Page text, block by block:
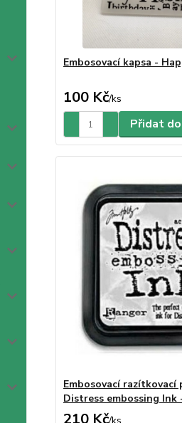
Embosovací kapsa -
100 Kč/ks
Přidat
Embosovací razítkovací
Distress embossing Ink
210 Kč